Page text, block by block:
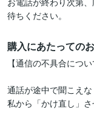
待ちください。
購入にあたっての
【通信の不具合につい
通話が途中で聞こえ
私から「かけ直し」さ